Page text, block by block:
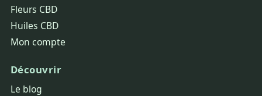
Fleurs CBD
Huiles CBD
Mon compte
Découvrir
Le blog